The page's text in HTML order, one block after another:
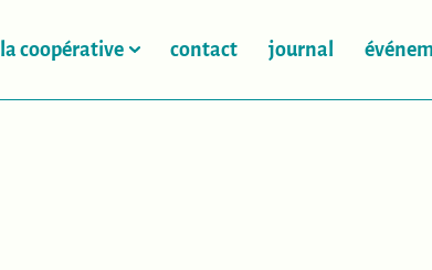
la coopérative contact journal